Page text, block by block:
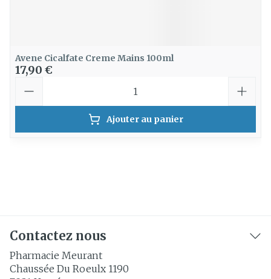
Avene Cicalfate Creme Mains 100ml
17,90 €
Ajouter au panier
Contactez nous
Pharmacie Meurant
Chaussée Du Roeulx 1190